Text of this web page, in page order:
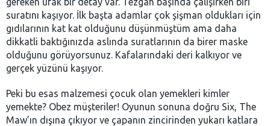
suratını kaşıyor. İlk başta adamlar çok şişman oldukları için
gıdılarının kat kat olduğunu düşünmüştüm ama daha
dikkatli baktığınızda aslında suratlarının da birer maske
olduğunu görüyorsunuz. Kafalarındaki deri kalkıyor ve
gerçek yüzünü kaşıyor.
Peki bu esas malzemesi çocuk olan yemekleri kimler
yemekte? Obez müşteriler! Oyunun sonuna doğru Six, The
Maw’ın dışına çıkıyor ve çapanın zincirinden yukarı katlara